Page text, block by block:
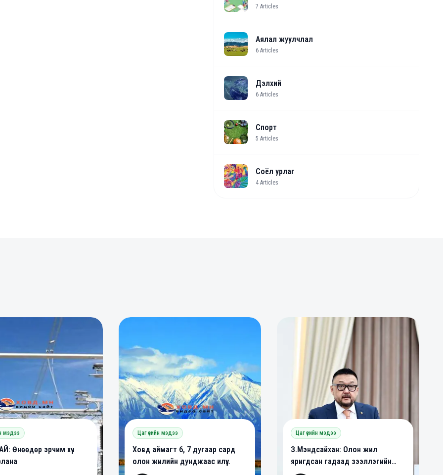
7 Articles
Аялал жуулчлал
6 Articles
Дэлхий
6 Articles
Спорт
5 Articles
Соёл урлаг
4 Articles
мэдээ
Өнөөдөр эрчим хүч
Цаг үеийн мэдээ
Ховд аймагт 6, 7 дугаар сард
олон жилийн дунджаас илүү
Цаг үеийн мэдээ
З.Мэндсайхан: Олон жил
яригдсан гадаад зээллэгийн